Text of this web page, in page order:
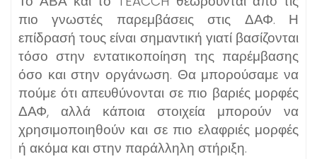
πιο γνωστές παρεμβάσεις στις ΔΑΦ. Η
επίδρασή τους είναι σημαντική γιατί βασίζονται
τόσο στην εντατικοποίηση της παρέμβασης
όσο και στην οργάνωση. Θα μπορούσαμε να
πούμε ότι απευθύνονται σε πιο βαριές μορφές
ΔΑΦ, αλλά κάποια στοιχεία μπορούν να
χρησιμοποιηθούν και σε πιο ελαφριές μορφές
ή ακόμα και στην παράλληλη στήριξη.